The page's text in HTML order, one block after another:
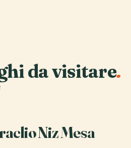
da visitare.
Niz Mesa